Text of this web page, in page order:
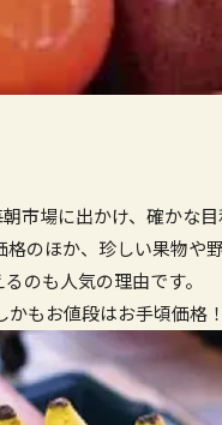
市場に出かけ、確かな
のほか、珍しい果物や
のも人気の理由です。
もお値段はお手頃価格！